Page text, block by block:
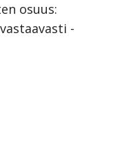
osuus:
-